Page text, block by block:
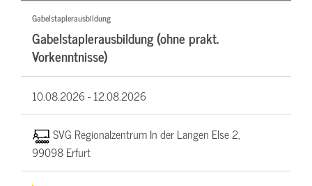
Gabelstaplerausbildung
Gabelstaplerausbildung (ohne prakt.
Vorkenntnisse)
10.08.2026 -12.08.2026
SVG Regionalzentrum In der Langen Else 2,
99098 Erfurt